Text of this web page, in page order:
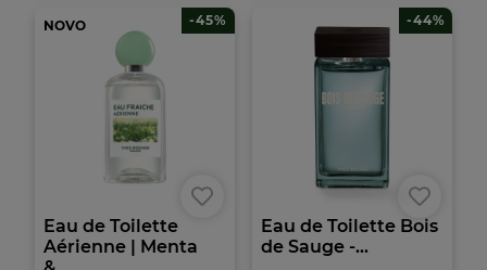
NOVO
Eau de Toilette
Aérienne | Menta
-45%
Eau de Toilette Bois
de Sauge -...
-44%